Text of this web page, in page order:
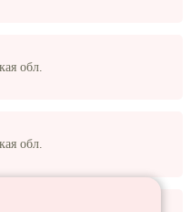
обл.
обл.